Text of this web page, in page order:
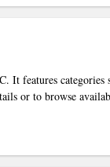
It features categories
or to browse